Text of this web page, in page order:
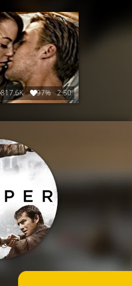
817.6K 97% 2:50